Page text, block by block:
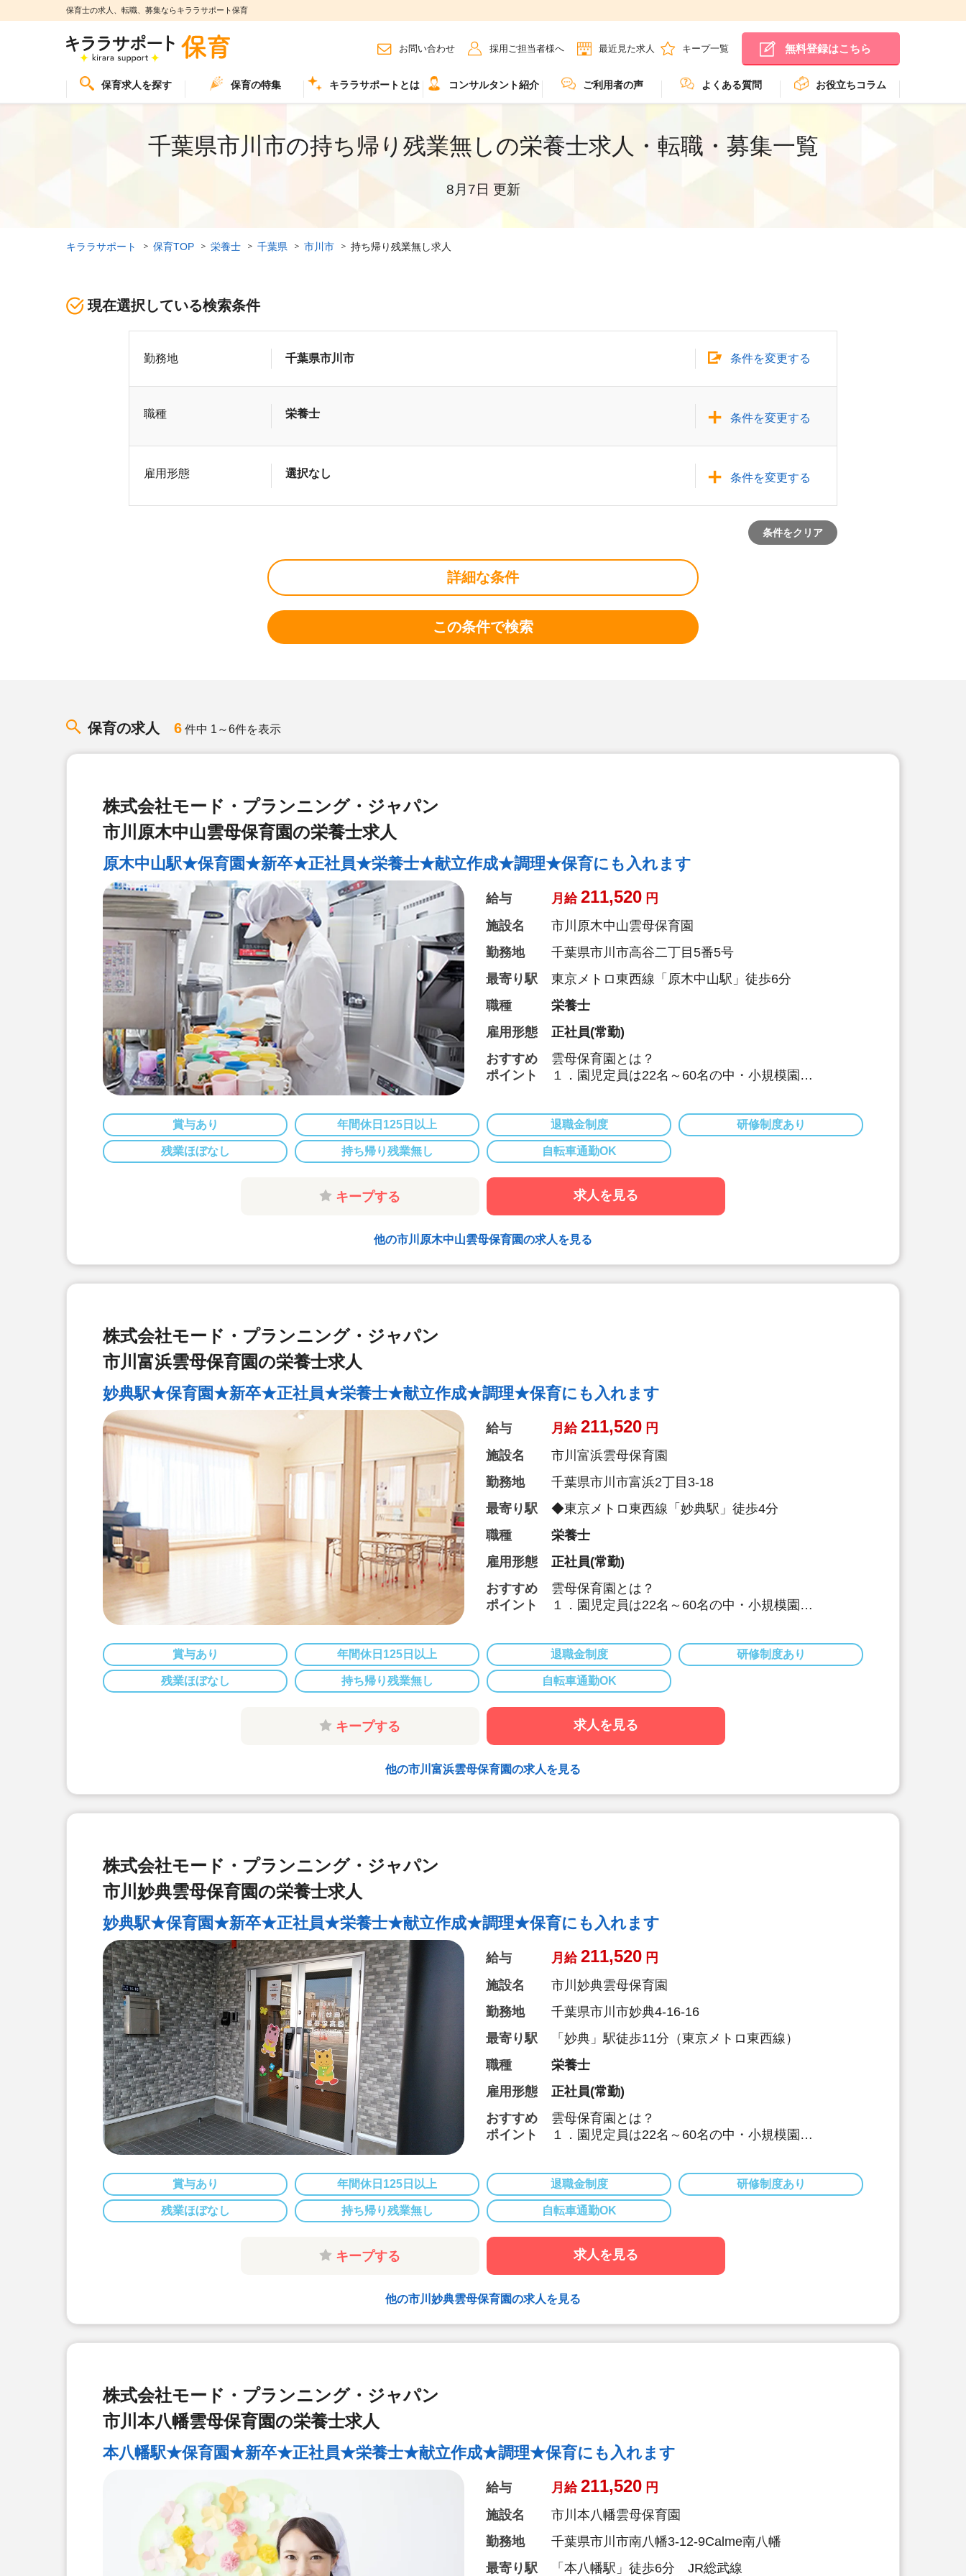
保育士の求人、転職、募集ならキララサポート保育
お問い合わせ 採用ご担当者様へ 最近見た求人 キープ一覧 無料登録はこちら
保育求人を探す 保育の特集 キララサポートとは コンサルタント紹介 ご利用者の声 よくある質問 お役立ちコラム
千葉県市川市の持ち帰り残業無しの栄養士求人・転職・募集一覧
8月7日 更新
キララサポート 保育TOP 栄養士 千葉県 市川市 持ち帰り残業無し求人
現在選択している検索条件
勤務地 千葉県市川市 条件を変更する
職種 栄養士 条件を変更する
雇用形態 選択なし 条件を変更する
条件をクリア
詳細な条件
この条件で検索
保育の求人 6 件中 1～6件を表示
株式会社モード・プランニング・ジャパン
市川原木中山雲母保育園の栄養士求人
原木中山駅★保育園★新卒★正社員★栄養士★献立作成★調理★保育にも入れます
給与 月給 211,520 円
施設名
市川原木中山雲母保育園
勤務地
千葉県市川市高谷二丁目5番5号
最寄り駅
東京メトロ東西線「原木中山駅」徒歩6分
職種
栄養士
雇用形態
正社員(常勤)
おすすめ
ポイント
雲母保育園とは？
１．園児定員は22名～60名の中・小規模園
２．食育へのこだわりがすごい！
各園、管理栄養士・栄養士を複数名配置しています。
独自の食育への取り組みは以下です。
(例)「世界の料理を和風アレンジ給食」・「日本の郷
【管理栄養士・栄養士の日常的保育】
管理栄養士・栄養士も交代で保育に入っています。子
どもたちの様子を間近で見ることで、1人1人に合っ
た食の面から成長を支えています。
毎日、お迎えの際に保護者の方とお話します。保護者
の方との何気ない会話、管理栄養士・栄養士としての
ドバイスを行い、信頼関係を培っていきます。
そして、雲母保育園の売りは何と言っても
『働いている職員みなさん』です！
賞与あり 年間休日125日以上 退職金制度 研修制度あり
残業ほぼなし 持ち帰り残業無し 自転車通勤OK
キープする 求人を見る
他の市川原木中山雲母保育園の求人を見る
株式会社モード・プランニング・ジャパン
市川富浜雲母保育園の栄養士求人
妙典駅★保育園★新卒★正社員★栄養士★献立作成★調理★保育にも入れます
給与 月給 211,520 円
施設名
市川富浜雲母保育園
勤務地
千葉県市川市富浜2丁目3-18
最寄り駅
◆東京メトロ東西線「妙典駅」徒歩4分
職種
栄養士
雇用形態
正社員(常勤)
おすすめ
ポイント
雲母保育園とは？
１．園児定員は22名～60名の中・小規模園
２．食育へのこだわりがすごい！
各園、管理栄養士・栄養士を複数名配置しています。
独自の食育への取り組みは以下です。
(例)「世界の料理を和風アレンジ給食」・「日本の郷
【管理栄養士・栄養士の日常的保育】
管理栄養士・栄養士も交代で保育に入っています。子
どもたちの様子を間近で見ることで、1人1人に合っ
た食の面から成長を支えています。
３．保護者との『5分間対話』
毎日、お迎えの際に保護者の方とお話します。保護者
の方との何気ない会話、管理栄養士・栄養士としての
ドバイスを行い、信頼関係を培っていきます。
そして、雲母保育園の売りは何と言っても
『働いている職員みなさん』です！
賞与あり 年間休日125日以上 退職金制度 研修制度あり
残業ほぼなし 持ち帰り残業無し 自転車通勤OK
キープする 求人を見る
他の市川富浜雲母保育園の求人を見る
株式会社モード・プランニング・ジャパン
市川妙典雲母保育園の栄養士求人
妙典駅★保育園★新卒★正社員★栄養士★献立作成★調理★保育にも入れます
給与 月給 211,520 円
施設名
市川妙典雲母保育園
勤務地
千葉県市川市妙典4-16-16
最寄り駅
「妙典」駅徒歩11分（東京メトロ東西線）
職種
栄養士
雇用形態
正社員(常勤)
おすすめ
ポイント
雲母保育園とは？
１．園児定員は22名～60名の中・小規模園
２．食育へのこだわりがすごい！
各園、管理栄養士・栄養士を複数名配置しています。
独自の食育への取り組みは以下です。
(例)「世界の料理を和風アレンジ給食」・「日本の郷
【管理栄養士・栄養士の日常的保育】
管理栄養士・栄養士も交代で保育に入っています。子
どもたちの様子を間近で見ることで、1人1人に合っ
た食の面から成長を支えています。
３．保護者との『5分間対話』
毎日、お迎えの際に保護者の方とお話します。保護者
の方との何気ない会話、管理栄養士・栄養士としての
賞与あり 年間休日125日以上 退職金制度 研修制度あり
残業ほぼなし 持ち帰り残業無し 自転車通勤OK
キープする 求人を見る
他の市川妙典雲母保育園の求人を見る
株式会社モード・プランニング・ジャパン
市川本八幡雲母保育園の栄養士求人
本八幡駅★保育園★新卒★正社員★栄養士★献立作成★調理★保育にも入れます
給与 月給 211,520 円
施設名
市川本八幡雲母保育園
勤務地
千葉県市川市南八幡3-12-9Calme南八幡
最寄り駅
「本八幡駅」徒歩6分 JR総武線